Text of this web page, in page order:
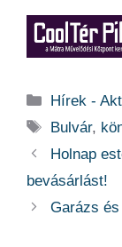
Kategória
Hírek -
Címkék
Bulvár,
Holnap
bevásárlást!
Garázs